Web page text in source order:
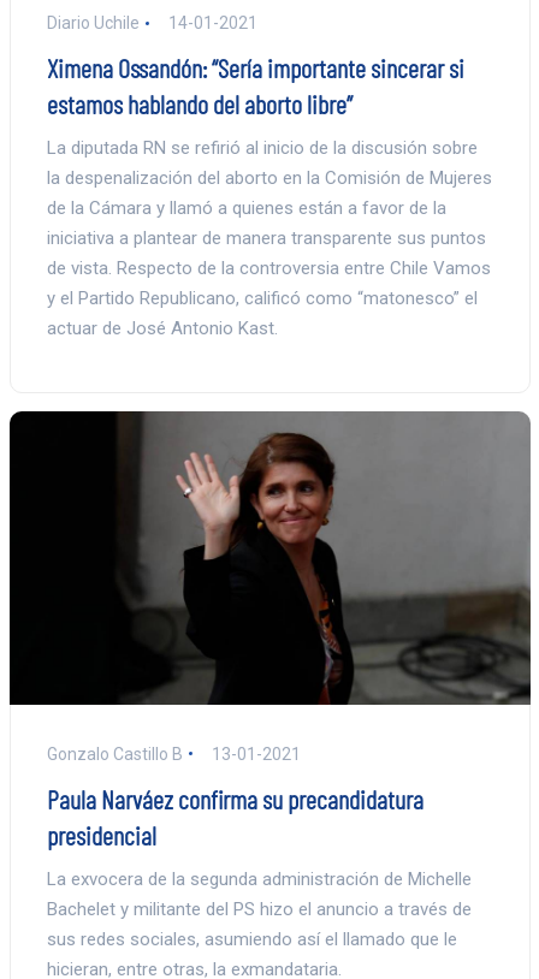
Diario Uchile 14-01-2021
Ximena Ossandón: “Sería importante sincerar si
estamos hablando del aborto libre”
La diputada RN se refirió al inicio de la discusión sobre
la despenalización del aborto en la Comisión de Mujeres
de la Cámara y llamó a quienes están a favor de la
iniciativa a plantear de manera transparente sus puntos
de vista. Respecto de la controversia entre Chile Vamos
y el Partido Republicano, calificó como “matonesco” el
actuar de José Antonio Kast.
Gonzalo Castillo B 13-01-2021
Paula Narváez confirma su precandidatura
presidencial
La exvocera de la segunda administración de Michelle
Bachelet y militante del PS hizo el anuncio a través de
sus redes sociales, asumiendo así el llamado que le
hicieran, entre otras, la exmandataria.